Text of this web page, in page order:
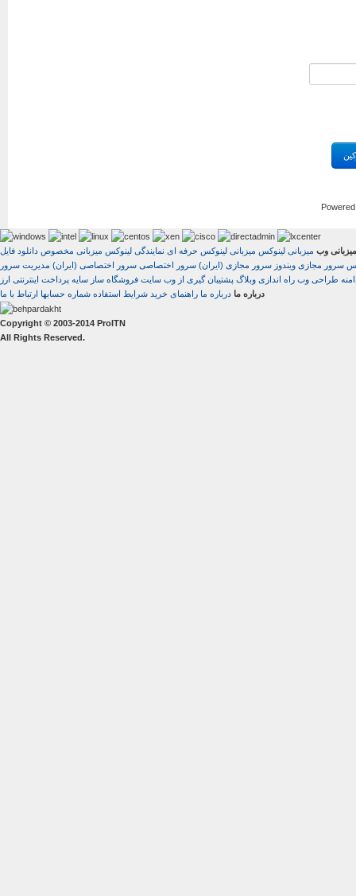
میزبانی وب میزبانی لینوکس میزبانی لینوکس حرفه ای نمایندگی لینوکس میزبانی مخصوص دانلود فایل
سرور مجازی ویندوز سرور مجازی (ایران) سرور اختصاصی سرور اختصاصی (ایران) مدیریت سرور
طراحی وب راه اندازی وبلاگ پشتیبان گیری از وب سایت فروشگاه ساز سایه
درباره ما درباره ما راهنمای خرید شرایط استفاده شماره حسابها ارتباط با ما
Copyright © 2003-2014 ProITN
All Rights Reserved.